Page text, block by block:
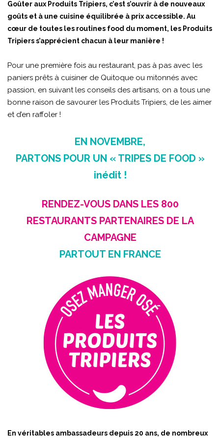
Goûter aux Produits Tripiers, c’est s’ouvrir à de nouveaux
goûts et à une cuisine équilibrée à prix accessible. Au
cœur de toutes les routines food du moment, les Produits
Tripiers s’apprécient chacun à leur manière !
Pour une première fois au restaurant, pas à pas avec les
paniers prêts à cuisiner de Quitoque ou mitonnés avec
passion, en suivant les conseils des artisans, on a tous une
bonne raison de savourer les Produits Tripiers, de les aimer
et d’en raffoler !
EN NOVEMBRE,
PARTONS POUR UN « TRIPES DE FOOD »
inédit !
RENDEZ-VOUS DANS LES 800
RESTAURANTS PARTENAIRES DE LA
CAMPAGNE
PARTOUT EN FRANCE
En véritables ambassadeurs depuis 20 ans, de nombreux